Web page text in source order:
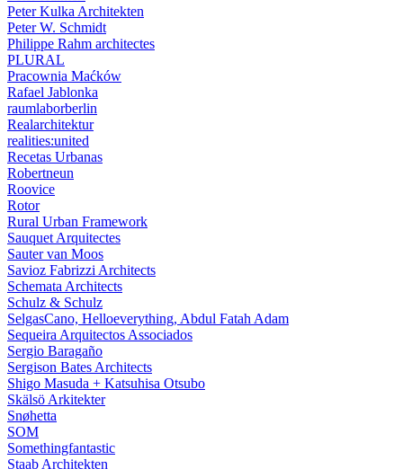
Peter Kulka Architekten
Peter W. Schmidt
Philippe Rahm architectes
PLURAL
Pracownia Maćków
Rafael Jablonka
raumlaborberlin
Realarchitektur
realities:united
Recetas Urbanas
Robertneun
Roovice
Rotor
Rural Urban Framework
Sauquet Arquitectes
Sauter van Moos
Savioz Fabrizzi Architects
Schemata Architects
Schulz & Schulz
SelgasCano, Helloeverything, Abdul Fatah Adam
Sequeira Arquitectos Associados
Sergio Baragaño
Sergison Bates Architects
Shigo Masuda + Katsuhisa Otsubo
Skälsö Arkitekter
Snøhetta
SOM
Somethingfantastic
Staab Architekten